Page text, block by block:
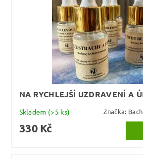
NA RYCHLEJŠÍ UZDRAVENÍ A
Skladem (>5 ks) Značka:
330 Kč